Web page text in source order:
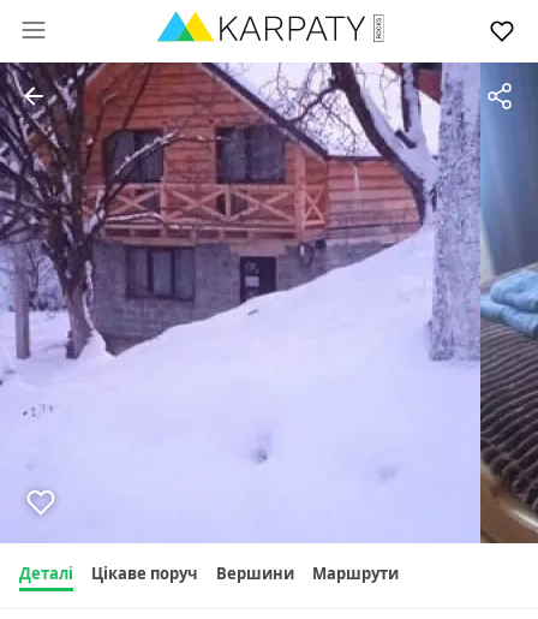
Деталі Цікаве поруч Вершини Маршрути